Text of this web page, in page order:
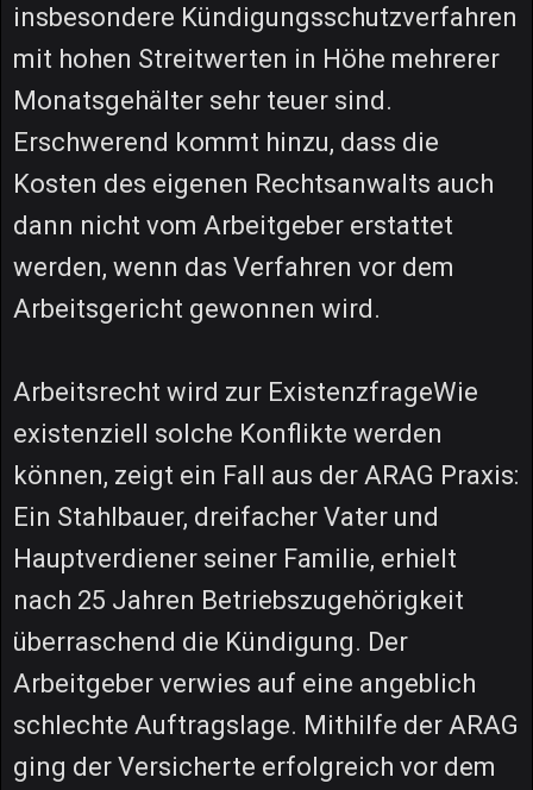
insbesondere Kündigungsschutzverfahren
mit hohen Streitwerten in Höhe mehrerer
Monatsgehälter sehr teuer sind.
Erschwerend kommt hinzu, dass die
Kosten des eigenen Rechtsanwalts auch
dann nicht vom Arbeitgeber erstattet
werden, wenn das Verfahren vor dem
Arbeitsgericht gewonnen wird.
Arbeitsrecht wird zur ExistenzfrageWie
existenziell solche Konflikte werden
können, zeigt ein Fall aus der ARAG Praxis:
Ein Stahlbauer, dreifacher Vater und
Hauptverdiener seiner Familie, erhielt
nach 25 Jahren Betriebszugehörigkeit
überraschend die Kündigung. Der
Arbeitgeber verwies auf eine angeblich
schlechte Auftragslage. Mithilfe der ARAG
ging der Versicherte erfolgreich vor dem